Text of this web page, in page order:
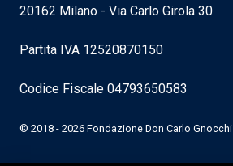
20162 Milano - Via Carlo Girola 30
Partita IVA 12520870150
Codice Fiscale 04793650583
© 2018 - 2026 Fondazione Don Carlo Gnocchi